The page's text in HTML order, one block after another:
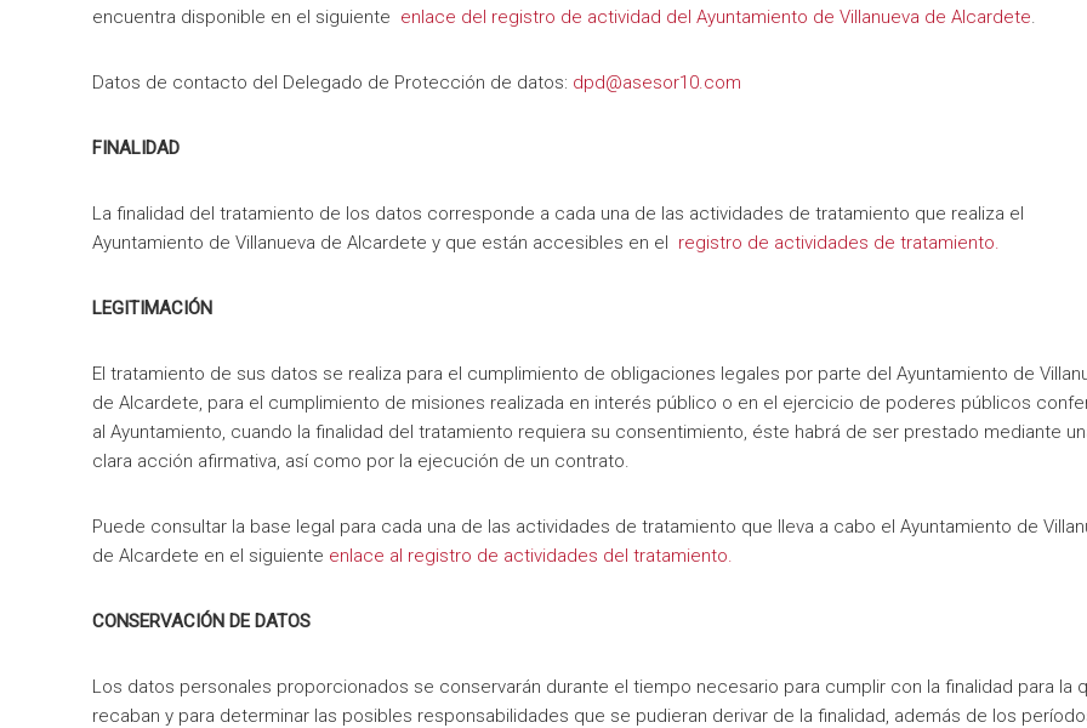
encuentra disponible en el siguiente enlace del registro de actividad del Ayuntamiento de Villanueva de Alcardete.
Datos de contacto del Delegado de Protección de datos: dpd@asesor10.com
FINALIDAD
La finalidad del tratamiento de los datos corresponde a cada una de las actividades de tratamiento que realiza el
Ayuntamiento de Villanueva de Alcardete y que están accesibles en el registro de actividades de tratamiento.
LEGITIMACIÓN
El tratamiento de sus datos se realiza para el cumplimiento de obligaciones legales por parte del Ayuntamiento de
de Alcardete, para el cumplimiento de misiones realizada en interés público o en el ejercicio de poderes públicos
al Ayuntamiento, cuando la finalidad del tratamiento requiera su consentimiento, éste habrá de ser prestado mediante
clara acción afirmativa, así como por la ejecución de un contrato.
Puede consultar la base legal para cada una de las actividades de tratamiento que lleva a cabo el Ayuntamiento de
de Alcardete en el siguiente enlace al registro de actividades del tratamiento.
CONSERVACIÓN DE DATOS
Los datos personales proporcionados se conservarán durante el tiempo necesario para cumplir con la finalidad para la
recaban y para determinar las posibles responsabilidades que se pudieran derivar de la finalidad, además de los